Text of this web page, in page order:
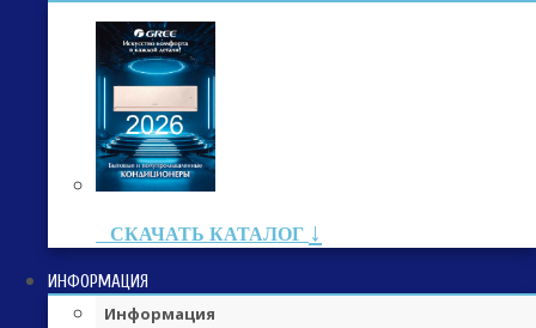
СКАЧАТЬ КАТАЛОГ ↓
ИНФОРМАЦИЯ
Информация